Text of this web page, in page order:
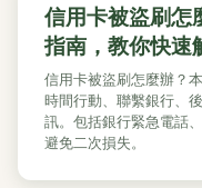
信用卡被盜刷怎
指南，教你快速
信用卡被盜刷怎麼辦？
時間行動、聯繫銀行、
訊。包括銀行緊急電話
避免二次損失。